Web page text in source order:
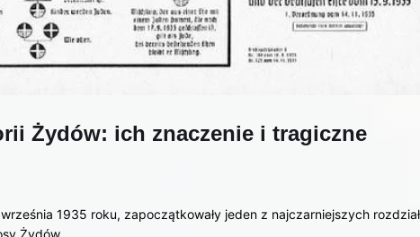
Żydów: ich znaczenie i tragiczne
1935 roku, zapoczątkowały jeden z najczarniejszych